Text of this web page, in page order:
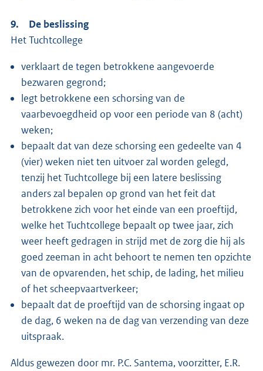
9. De beslissing
Het Tuchtcollege
verklaart de tegen betrokkene aangevoerde
bezwaren gegrond;
legt betrokkene een schorsing van de
vaarbevoegdheid op voor een periode van 8 (acht)
weken;
bepaalt dat van deze schorsing een gedeelte van 4
(vier) weken niet ten uitvoer zal worden gelegd,
tenzij het Tuchtcollege bij een latere beslissing
anders zal bepalen op grond van het feit dat
betrokkene zich voor het einde van een proeftijd,
welke het Tuchtcollege bepaalt op twee jaar, zich
weer heeft gedragen in strijd met de zorg die hij als
goed zeeman in acht behoort te nemen ten opzichte
van de opvarenden, het schip, de lading, het milieu
of het scheepvaartverkeer;
bepaalt dat de proeftijd van de schorsing ingaat op
de dag, 6 weken na de dag van verzending van deze
uitspraak.
Aldus gewezen door mr. P.C. Santema, voorzitter, E.R.